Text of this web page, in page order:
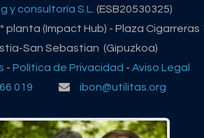
y consultoría S.L.
(ESB20530325)
planta (Impact Hub) - Plaza Cigarreras
San Sebastian (Gipuzkoa)
- Política de Privacidad - Aviso Legal
019
ibon@utilitas.org